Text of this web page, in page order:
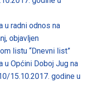
u radni odnos na
objavljen
listu “Dnevni list”
u Općini Doboj Jug na
15.10.2017. godine u